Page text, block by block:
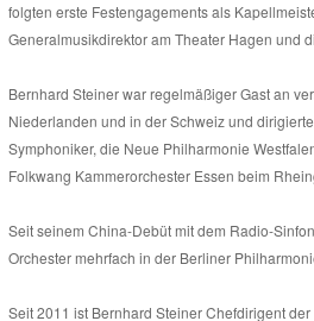
folgten erste Festengagements als
Generalmusikdirektor am Theater Hagen und
Bernhard Steiner war regelmäßiger Gast an
Niederlanden und in der Schweiz und
Symphoniker, die Neue Philharmonie
Folkwang Kammerorchester Essen beim
Seit seinem China-Debüt mit dem Radio-
Orchester mehrfach in der Berliner
Seit 2011 ist Bernhard Steiner Chefdirigent